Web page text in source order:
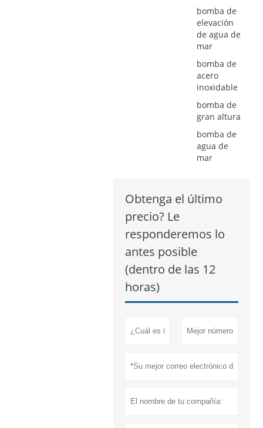
bomba de
elevación
de agua de
mar
bomba de
acero
inoxidable
bomba de
gran altura
bomba de
agua de
mar
Obtenga el último
precio? Le
responderemos lo
antes posible
(dentro de las 12
horas)